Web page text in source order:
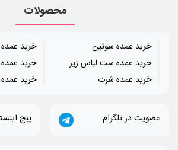
محصولات
خرید عمده سوتین
خرید عمده ست لباس زیر
خرید عمده شرت
خرید
خرید
خرید
عضویت در تلگرام پیج